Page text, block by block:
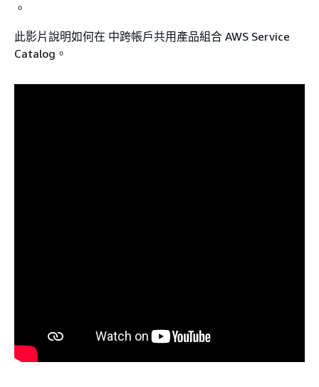
。
此影片說明如何在 中跨帳戶共用產品組合 AWS Service
Catalog。